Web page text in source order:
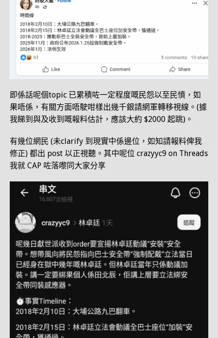
即係話呢個topic 已累積咗一定程度嘅民怨以至民憤，如
果唔係，有關方面唔駛咁樣出幾千銀請網軍轉移視線。(據
我睇到與及收到嘅報料估計，應該大約 $2000 起跳)。
有幾位網民 (未clarify 到現實中係邊位，如知請報料俾我
修正) 都出 post 以正視聽。其中呢位 crazyyc9 on Threads
我就 CAP 咗落嚟同大家分享